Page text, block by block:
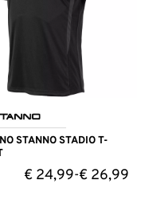
STANNO STADIO T-
€ 24,99-€ 26,99